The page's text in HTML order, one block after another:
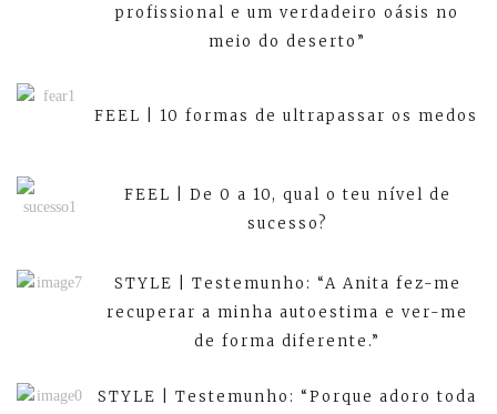
profissional e um verdadeiro oásis no
meio do deserto”
FEEL | 10 formas de ultrapassar os medos
FEEL | De 0 a 10, qual o teu nível de
sucesso?
STYLE | Testemunho: “A Anita fez-me
recuperar a minha autoestima e ver-me
de forma diferente.”
STYLE | Testemunho: “Porque adoro toda